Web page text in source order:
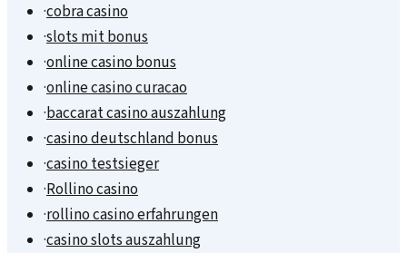
·cobra casino
·slots mit bonus
·online casino bonus
·online casino curacao
·baccarat casino auszahlung
·casino deutschland bonus
·casino testsieger
·Rollino casino
·rollino casino erfahrungen
·casino slots auszahlung